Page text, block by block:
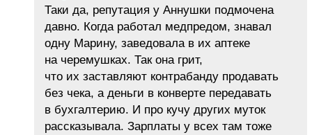
Таки да, репутация у Аннушки подмочена
давно. Когда работал медпредом, знавал
одну Марину, заведовала в их аптеке
на черемушках. Так она грит,
что их заставляют контрабанду продавать
без чека, а деньги в конверте передавать
в бухгалтерию. И про кучу других муток
рассказывала. Зарплаты у всех там тоже